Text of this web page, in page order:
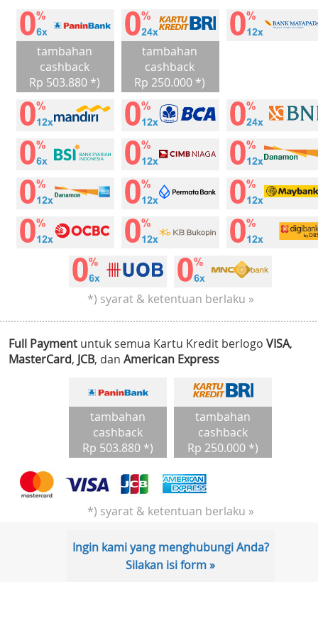
tambahan
cashback
Rp 503.880 *)
tambahan
cashback
Rp 250.000 *)
*) syarat & ketentuan berlaku »
Full Payment untuk semua Kartu Kredit berlogo VISA,
MasterCard, JCB, dan American Express
tambahan
cashback
Rp 503.880 *)
tambahan
cashback
Rp 250.000 *)
*) syarat & ketentuan berlaku »
Ingin kami yang menghubungi Anda?
Silakan isi form »